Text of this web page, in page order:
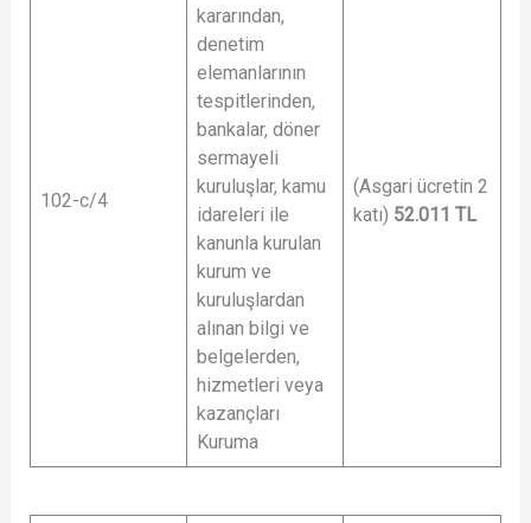
102-c/4
kararından,
denetim
elemanlarının
tespitlerinden,
bankalar, döner
sermayeli
kuruluşlar, kamu
idareleri ile
kanunla kurulan
kurum ve
kuruluşlardan
alınan bilgi ve
belgelerden,
hizmetleri veya
kazançları
Kuruma
(Asgari ücretin 2
katı) 52.011 TL